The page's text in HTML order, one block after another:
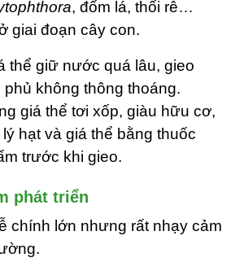
, đốm lá, thối rễ…
giai đoạn cây con.
thể giữ nước quá lâu, gieo
không thông thoáng.
giá thể tơi xốp, giàu hữu cơ,
hạt và giá thể bằng thuốc
trước khi gieo.
phát triển
chính lớn nhưng rất nhạy cảm